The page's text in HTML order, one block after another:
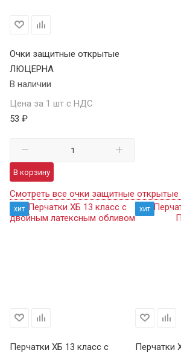
Очки защитные открытые
ЛЮЦЕРНА
В наличии
Цена за 1 шт с НДС
53 ₽
В корзину
Смотреть все очки защитные открытые
хит
Перчатки ХБ 13 класс с
хит
Перчатки